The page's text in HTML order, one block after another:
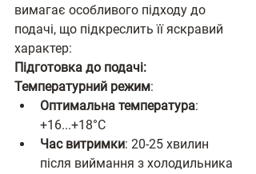
вимагає особливого підходу до
подачі, що підкреслить її яскравий
характер:
Підготовка до подачі:
Температурний режим:
Оптимальна температура:
+16...+18°C
Час витримки: 20-25 хвилин
після виймання з холодильника